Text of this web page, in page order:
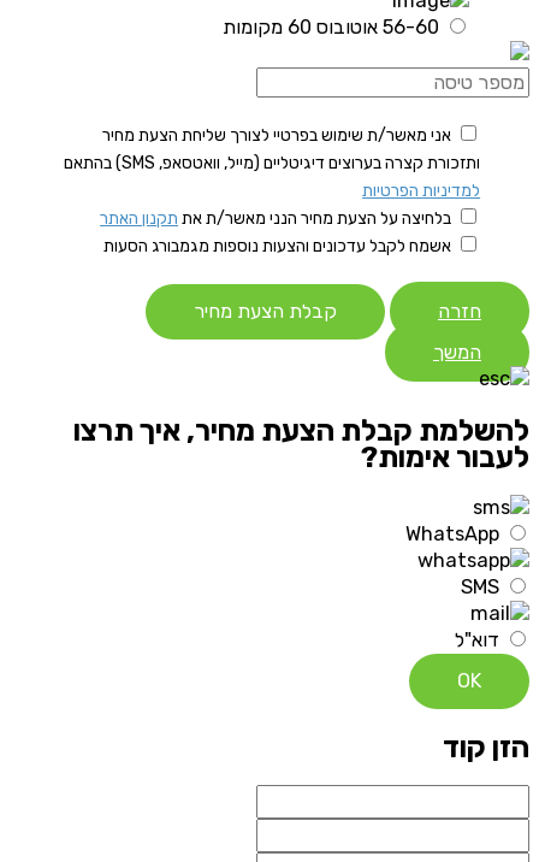
56-60 אוטובוס 60 מקומות
אני מאשר/ת שימוש בפרטיי לצורך שליחת הצעת מחיר
ותזכורת קצרה בערוצים דיגיטליים (מייל, וואטסאפ, SMS) בהתאם
למדיניות הפרטיות
בלחיצה על הצעת מחיר הנני מאשר/ת את תקנון האתר
אשמח לקבל עדכונים והצעות נוספות מגמבורג הסעות
חזרה
קבלת הצעת מחיר
המשך
להשלמת קבלת הצעת מחיר, איך תרצו
לעבור אימות?
WhatsApp
SMS
דוא"ל
OK
הזן קוד